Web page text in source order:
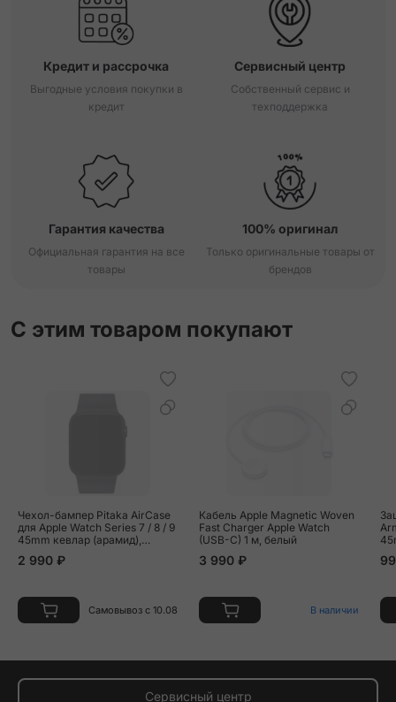
Кредит и рассрочка
Выгодные условия покупки в
кредит
Сервисный центр
Собственный сервис и
техподдержка
Гарантия качества
Официальная гарантия на все
товары
100% оригинал
Только оригинальные товары от
брендов
С этим товаром покупают
Чехол-бампер Pitaka AirCase
для Apple Watch Series 7 / 8 / 9
45mm кевлар (арамид),
2 990 ₽
Самовывоз с 10.08
Кабель Apple Magnetic Woven
Fast Charger Apple Watch
(USB-C) 1 м, белый
3 990 ₽
В наличии
Сервисный центр